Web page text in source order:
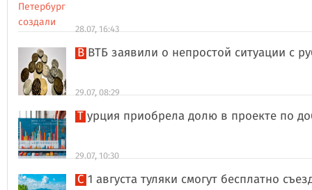
28.07, 16:43
В ВТБ заявили о непростой ситуации с
29.07, 08:29
Турция приобрела долю в проекте по
29.07, 10:30
С 1 августа туляки смогут бесплатно